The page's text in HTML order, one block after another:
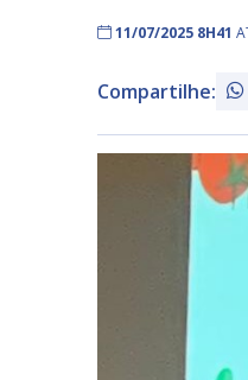
11/07/2025 8H41
Compartilhe: